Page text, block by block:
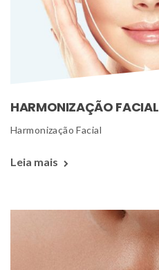
HARMONIZAÇÃO FACIAL
Harmonização Facial
Leia mais